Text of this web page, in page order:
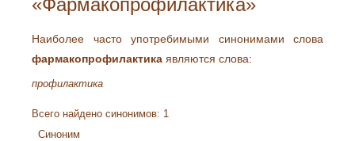
«Фармакопрофилактика»
Наиболее часто употребимыми синонимами слова
фармакопрофилактика являются слова:
профилактика
Всего найдено синонимов: 1
Синоним